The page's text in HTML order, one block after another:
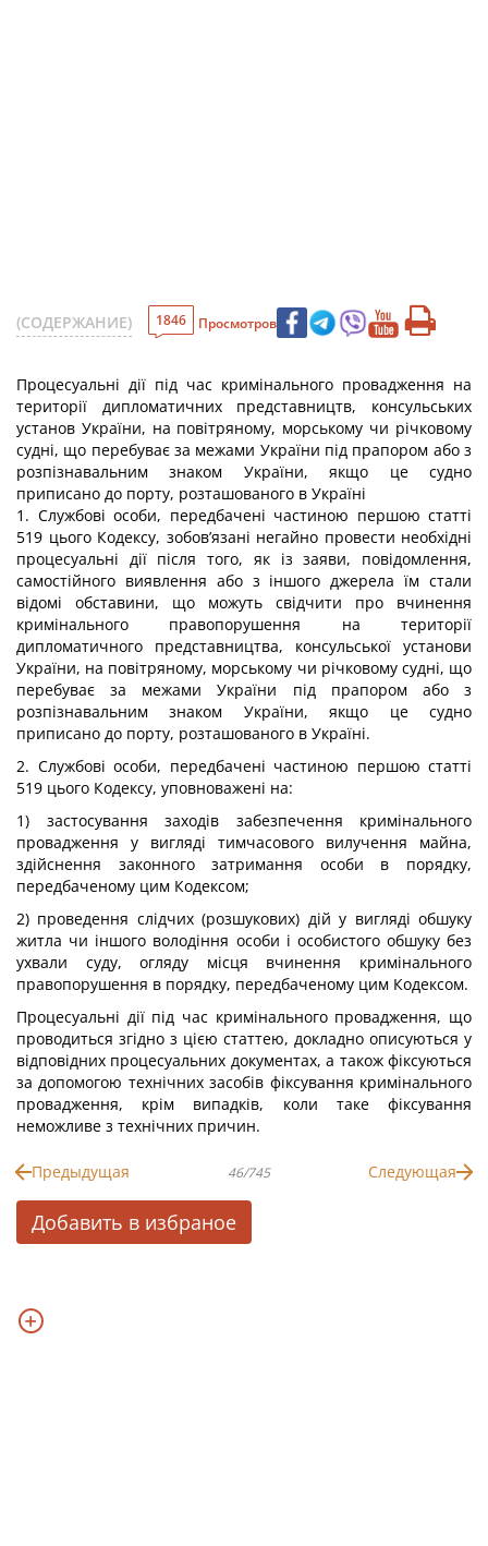
(СОДЕРЖАНИЕ) 1846 Просмотров
Процесуальні дії під час кримінального провадження на
території дипломатичних представництв, консульських
установ України, на повітряному, морському чи річковому
судні, що перебуває за межами України під прапором або з
розпізнавальним знаком України, якщо це судно
приписано до порту, розташованого в Україні
1. Службові особи, передбачені частиною першою статті
519 цього Кодексу, зобов’язані негайно провести необхідні
процесуальні дії після того, як із заяви, повідомлення,
самостійного виявлення або з іншого джерела їм стали
відомі обставини, що можуть свідчити про вчинення
кримінального правопорушення на території
дипломатичного представництва, консульської установи
України, на повітряному, морському чи річковому судні, що
перебуває за межами України під прапором або з
розпізнавальним знаком України, якщо це судно
приписано до порту, розташованого в Україні.
2. Службові особи, передбачені частиною першою статті
519 цього Кодексу, уповноважені на:
1) застосування заходів забезпечення кримінального
провадження у вигляді тимчасового вилучення майна,
здійснення законного затримання особи в порядку,
передбаченому цим Кодексом;
2) проведення слідчих (розшукових) дій у вигляді обшуку
житла чи іншого володіння особи і особистого обшуку без
ухвали суду, огляду місця вчинення кримінального
правопорушення в порядку, передбаченому цим Кодексом.
Процесуальні дії під час кримінального провадження, що
проводиться згідно з цією статтею, докладно описуються у
відповідних процесуальних документах, а також фіксуються
за допомогою технічних засобів фіксування кримінального
провадження, крім випадків, коли таке фіксування
неможливе з технічних причин.
Предыдущая 46/745 Следующая
Добавить в избраное